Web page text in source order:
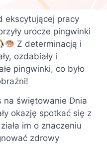
ekscytującej pracy
urocze pingwinki
Z determinacją i
ozdabiały i
pingwinki, co było
na świętowanie Dnia
okazję spotkać się z
im o znaczeniu
zdrowy